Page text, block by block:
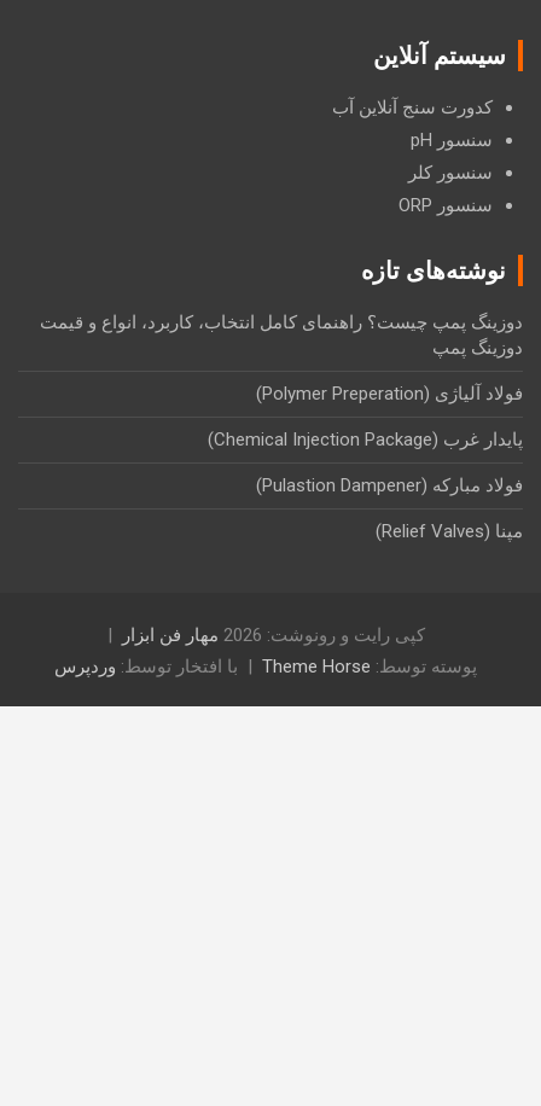
سیستم آنلاین
کدورت سنج آنلاین آب
سنسور pH
سنسور کلر
سنسور ORP
نوشته‌های تازه
دوزینگ پمپ چیست؟ راهنمای کامل انتخاب، کاربرد، انواع و قیمت
دوزینگ پمپ
فولاد آلیاژی (Polymer Preperation)
پایدار غرب (Chemical Injection Package)
فولاد مبارکه (Pulastion Dampener)
مپنا (Relief Valves)
کپی رایت و رونوشت: 2026
مهار فن ابزار
پوسته توسط: Theme Horse با افتخار توسط: وردپرس